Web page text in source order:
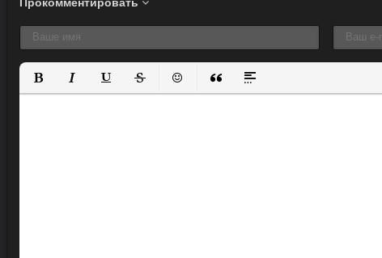
Полужирный
КурсивПодчеркнутый
ЗачеркнутыйВставить смайлик
Вставка цитаты
Вставка спойлера